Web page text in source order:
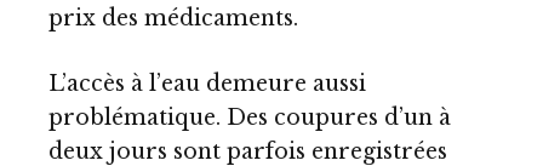
prix des médicaments.
L’accès à l’eau demeure aussi
problématique. Des coupures d’un à
deux jours sont parfois enregistrées